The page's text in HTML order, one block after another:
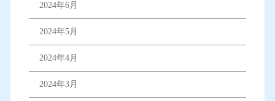
2024年6月
2024年5月
2024年4月
2024年3月